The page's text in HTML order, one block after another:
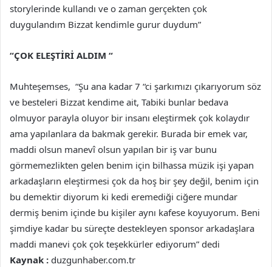
storylerinde kullandı ve o zaman gerçekten çok
duygulandım Bizzat kendimle gurur duydum”
“ÇOK ELEŞTİRİ ALDIM “
Muhteşemses, “Şu ana kadar 7 “ci şarkımızı çıkarıyorum söz
ve besteleri Bizzat kendime ait, Tabiki bunlar bedava
olmuyor parayla oluyor bir insanı eleştirmek çok kolaydır
ama yapılanlara da bakmak gerekir. Burada bir emek var,
maddi olsun manevî olsun yapılan bir iş var bunu
görmemezlikten gelen benim için bilhassa müzik işi yapan
arkadaşların eleştirmesi çok da hoş bir şey değil, benim için
bu demektir diyorum ki kedi eremediği ciğere mundar
dermiş benim içinde bu kişiler aynı kafese koyuyorum. Beni
şimdiye kadar bu süreçte destekleyen sponsor arkadaşlara
maddi manevi çok çok teşekkürler ediyorum” dedi
Kaynak : duzgunhaber.com.tr